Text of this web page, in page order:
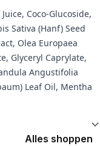
Coco-Glucoside,
Sativa (Hanf) Seed
Olea Europaea
Glyceryl Caprylate,
Angustifolia
Leaf Oil, Mentha
Alles shoppen